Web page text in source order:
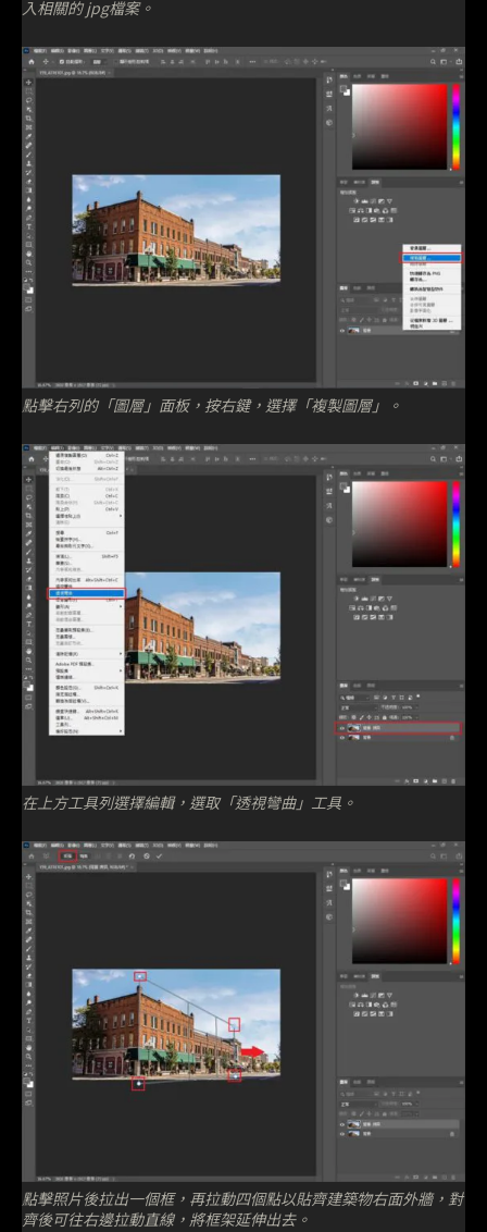
入相關的 jpg檔案。
點擊右列的「圖層」面板，按右鍵，選擇「複製圖層」。
在上方工具列選擇編輯，選取「透視彎曲」工具。
點擊照片後拉出一個框，再拉動四個點以貼齊建築物右面外牆，對
齊後可往右邊拉動直線，將框架延伸出去。